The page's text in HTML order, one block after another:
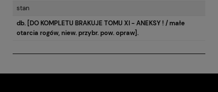
stan
db. [DO KOMPLETU BRAKUJE TOMU XI - ANEKSY ! / małe
otarcia rogów, niew. przybr. pow. opraw].